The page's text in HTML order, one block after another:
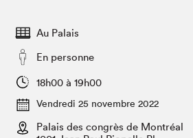
Espace médias
Espace exposant⋅e⋅s
Club de lecture
Nous connaître
Projets partenaires 2022
Archives
Au Palais
En personne
18h00 à 19h00
Vendredi 25 novembre 2022
Palais des congrès de Montréal